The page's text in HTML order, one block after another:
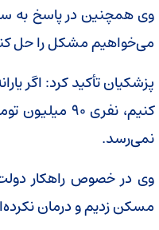
وی همچنین در پاسخ به
می‌خواهیم مشکل را حل
پزشکیان تأکید کرد: اگر
کنیم، نفری
نمی‌رسد.
وی در خصوص راهکار دولت
مسکن زدیم و درمان